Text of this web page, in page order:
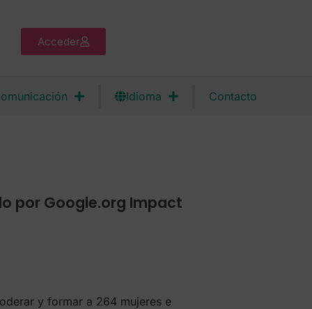
Acceder
Idioma Contacto
por Google.org Impact
y formar a 264 mujeres e